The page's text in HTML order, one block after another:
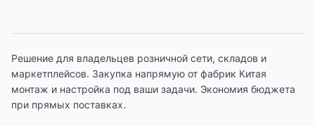
Решение для владельцев розничной сети, складов и
маркетплейсов. Закупка напрямую от фабрик Китая
монтаж и настройка под ваши задачи. Экономия бюджета
при прямых поставках.